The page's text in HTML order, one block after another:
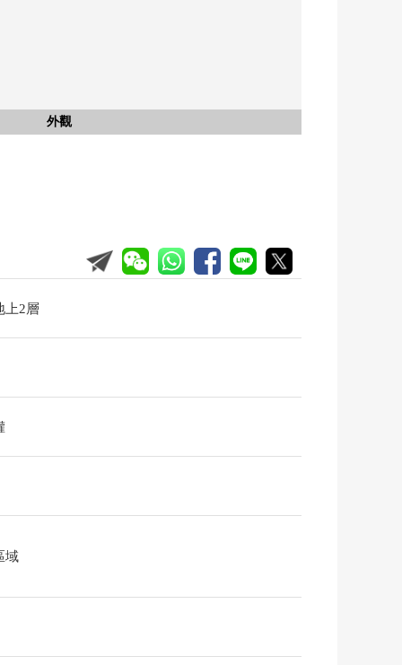
外觀
神山小學(約1400m)
中部中學(約1500m)
一宮西店(約800m)
上2層
域